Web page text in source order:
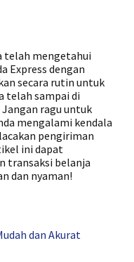
telah mengetahui
Express dengan
secara rutin untuk
telah sampai di
ragu untuk
mengalami kendala
pengiriman
ini dapat
transaksi belanja
dan nyaman!
dan Akurat